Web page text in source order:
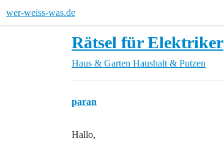
wer-weiss-was.de
Rätsel für Elektriker
Haus & Garten Haushalt & Putzen
paran
Hallo,